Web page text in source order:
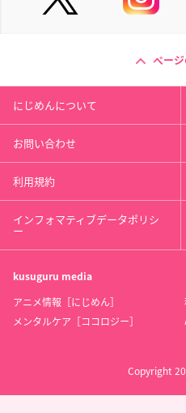
ペー
にじめんについて
お問い合わせ
利用規約
インフォマティブデータポリシ
ー
kusuguru media
アニメ情報［にじめん］
メンタルケア［ココロジー］
Copyright